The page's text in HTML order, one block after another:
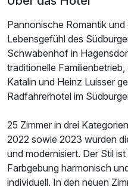
Ausstattung
Pannonische Romantik
Lebensgefühl des
Schwabenhof in
traditionelle
Katalin und Heinz Luisser
Radfahrerhotel im
25 Zimmer in drei
2022 sowie 2023 wurden
und modernisiert. Der Stil
Farbgebung harmonisch
individuell. In den neuen